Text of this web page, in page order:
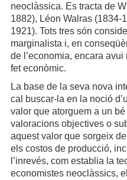
neoclàssica. Es tracta de
1882), Léon Walras (1834-
1921). Tots tres són
marginalista i, en
de l’economia, encara avui
fet econòmic.
La base de la seva nova
cal buscar-la en la noció
valor que atorguem a un
valoracions objectives o
aquest valor que sorgeix
els costos de producció,
l’inrevés, com establia la
economistes neoclàssics,